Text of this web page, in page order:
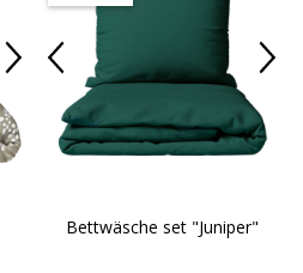
Bettwäsche set "Juniper"